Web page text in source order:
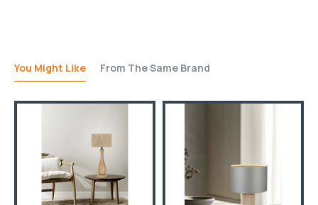
You Might Like From The Same Brand